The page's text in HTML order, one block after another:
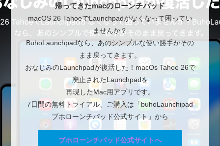
帰ってきたmacのローンチパッド
macOS 26 TahoeでLaunchpadがなくなって困ってい
ませんか？
BuhoLaunchpadなら、あのシンプルな使い勝手がその
まま戻ってきます。
おなじみのLaunchpadが復活した！macOs Tahoe 26で
廃止されたLaunchpadを
再現したMac用アプリです。
7日間の無料トライアル、ご購入は「buhoLaunchipad
ブホローンチパッド公式サイト」から
ブホローンチパッド公式サイトへ